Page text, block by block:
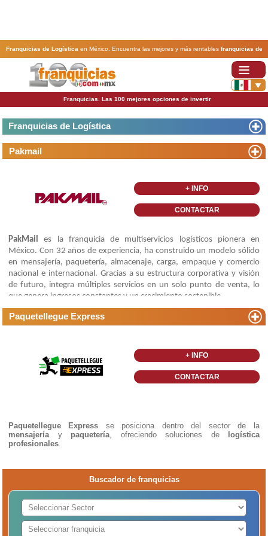
Franquicias de Logística en México. Encuentra las mejores y más rentables franquicias de
Logística. Abre tu negocio a través de una franquicia barata, rentable y segura.
Franquicias. Las 100 mejores opciones de invertir
Franquicias de Logística
Pakmail
+ INFO
CONTACTAR
PakMail
es la franquicia de multiservicios logísticos pionera en
México. Con 32 años de experiencia, ha construido un modelo sólido
en mensajería, paquetería, almacenaje, carga, empaque y comercio
nacional e internacional. Gracias a su estructura corporativa y visión
de futuro, integra múltiples servicios en un solo punto de venta, lo
que genera ingresos constantes y un crecimiento sostenible.
Paquetellegue Express
+ INFO
CONTACTAR
Paquetellegue Express se posiciona dentro del sector de la
mensajería y paquetería , ofreciendo soluciones de
logística
profesionales
Buscador de franquicias